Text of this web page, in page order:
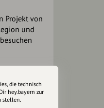
Projekt von
und
die technisch
hey.bayern zur
stellen.